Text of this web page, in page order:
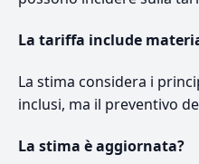
La tariffa include
La stima considera i
inclusi, ma il preventivo
La stima è aggiornata?